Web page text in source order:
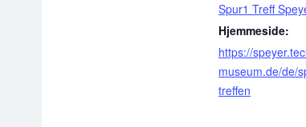
Spur1 Treff
Hjemmeside:
https://
museum.de/de/
treffen